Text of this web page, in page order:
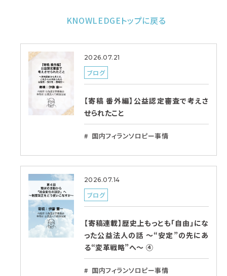
KNOWLEDGEトップに戻る
2026.07.21
ブログ
【寄稿 番外編】公益認定審査で考えさ
せられたこと
国内フィランソロピー事情
2026.07.14
ブログ
【寄稿連載】歴史上もっとも「自由」にな
った公益法人の話 〜“安定”の先にあ
る“変革戦略”へ〜 ④
国内フィランソロピー事情